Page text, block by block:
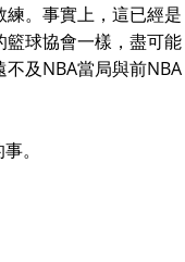
。事實上，這已經是
球協會一樣，盡可能
及NBA當局與前NBA
。